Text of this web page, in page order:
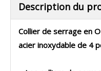
Description du
Collier de serrage en
acier inoxydable de 4